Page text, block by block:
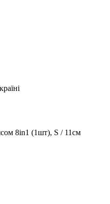
8in1 (1шт), S / 11см